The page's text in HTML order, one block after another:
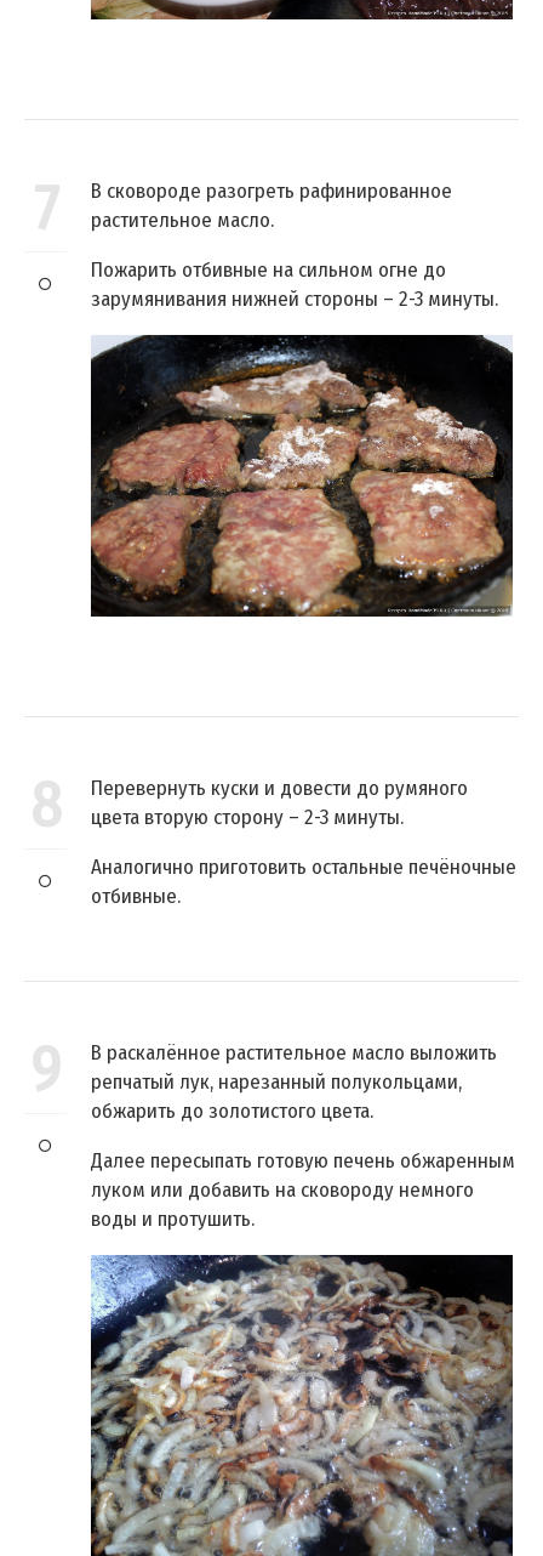
7
В сковороде разогреть рафинированное
растительное масло.
Пожарить отбивные на сильном огне до
зарумянивания нижней стороны – 2-3 минуты.
8
Перевернуть куски и довести до румяного
цвета вторую сторону – 2-3 минуты.
Аналогично приготовить остальные печёночные
отбивные.
9
В раскалённое растительное масло выложить
репчатый лук, нарезанный полукольцами,
обжарить до золотистого цвета.
Далее пересыпать готовую печень обжаренным
луком или добавить на сковороду немного
воды и протушить.